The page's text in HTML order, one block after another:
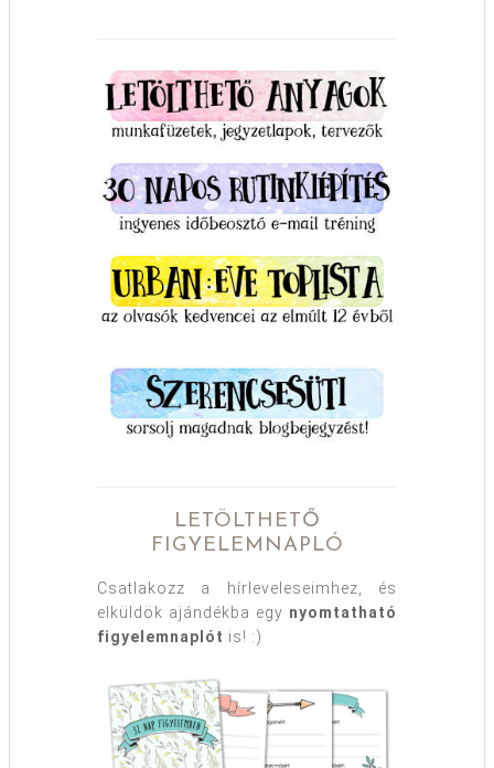
LETÖLTHETŐ
FIGYELEMNAPLÓ
Csatlakozz a hírleveleseimhez, és
elküldök ajándékba egy nyomtatható
figyelemnaplót is! :)